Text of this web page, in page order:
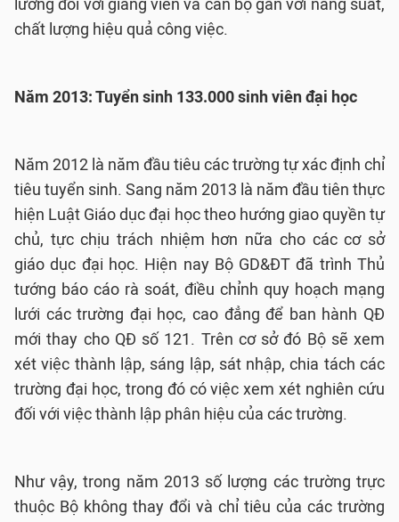
lương đối với giảng viên và cán bộ gắn với năng suất,
chất lượng hiệu quả công việc.
Năm 2013: Tuyển sinh 133.000 sinh viên đại học
Năm 2012 là năm đầu tiêu các trường tự xác định chỉ
tiêu tuyển sinh. Sang năm 2013 là năm đầu tiên thực
hiện Luật Giáo dục đại học theo hướng giao quyền tự
chủ, tực chịu trách nhiệm hơn nữa cho các cơ sở
giáo dục đại học. Hiện nay Bộ GD&ĐT đã trình Thủ
tướng báo cáo rà soát, điều chỉnh quy hoạch mạng
lưới các trường đại học, cao đẳng để ban hành QĐ
mới thay cho QĐ số 121. Trên cơ sở đó Bộ sẽ xem
xét việc thành lập, sáng lập, sát nhập, chia tách các
trường đại học, trong đó có việc xem xét nghiên cứu
đối với việc thành lập phân hiệu của các trường.
Như vậy, trong năm 2013 số lượng các trường trực
thuộc Bộ không thay đổi và chỉ tiêu của các trường